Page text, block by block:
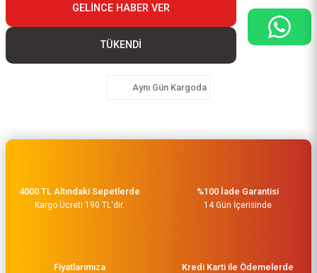
GELINCE HABER VER
TÜKENDİ
Aynı Gün Kargoda
4000 TL Altındaki Sepetlerde
Kargo Ücreti 190 TL'dir.
%100 İade Garantisi
14 Gün İçerisinde
Fiyatlarımıza Kredi Karti ile Ödemelerde